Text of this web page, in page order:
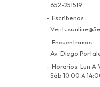
652-251519
Escríbenos
Encuentranos
Av. Diego
Horarios: Lun A
Sáb 10:00 A